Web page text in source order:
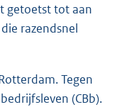
getoetst tot aan
razendsnel
Tegen
(CBb).